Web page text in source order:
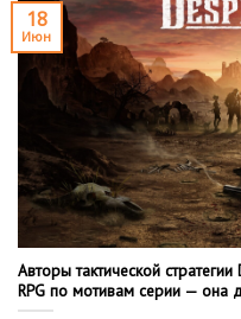
Авторы тактической
RPG по мотивам серии — она
18
Июн